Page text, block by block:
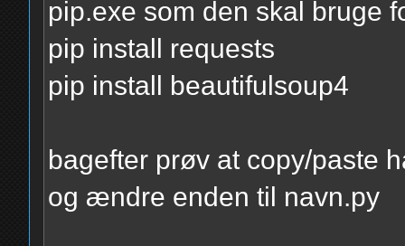
pip.exe som den skal bruge
pip install requests
pip install beautifulsoup4
bagefter prøv at copy/paste
og ændre enden til navn.py